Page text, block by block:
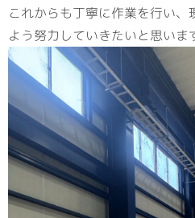
これからも丁寧に作業を行い
よう努力していきたいと思いま